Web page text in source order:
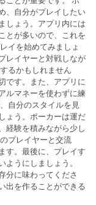
、自分がプレイしたい
しょう。アプリ内には
とが多いので、これを
イを始めてみましょ
レイヤーと対戦しなが
るかもしれません
です。また、アプリに
ルマネーを使わずに練
自分のスタイルを見
ょう。ポーカーは運だ
経験を積みながら少し
プレイヤーと交流
す。最後に、プレイす
うにしましょう。
分に味わってくださ
出を作ることができる